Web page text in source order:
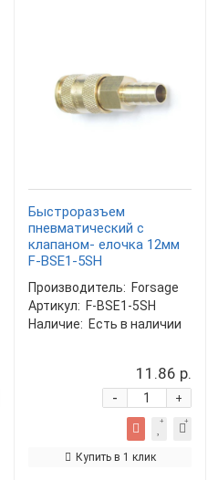
Быстроразъем
пневматический с
клапаном- елочка 12мм
F-BSE1-5SH
Производитель: Forsage
Артикул: F-BSE1-5SH
Наличие: Есть в наличии
11.86 р.
+
-
Купить в 1 клик